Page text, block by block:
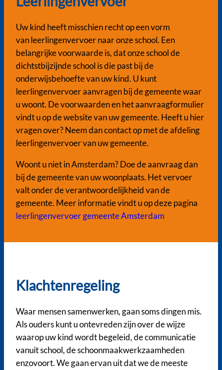
Uw kind heeft misschien recht op een vorm
van leerlingenvervoer naar onze school. Een
belangrijke voorwaarde is, dat onze school de
dichtstbijzijnde school is die past bij de
onderwijsbehoefte van uw kind. U kunt
leerlingenvervoer aanvragen bij de gemeente waar
u woont. De voorwaarden en het aanvraagformulier
vindt u op de website van uw gemeente. Heeft u hier
vragen over? Neem dan contact op met de afdeling
leerlingenvervoer van uw gemeente.
Woont u niet in Amsterdam? Doe de aanvraag dan
bij de gemeente van uw woonplaats. Het vervoer
valt onder de verantwoordelijkheid van de
gemeente. Meer informatie vindt u op deze pagina
leerlingenvervoer gemeente Amsterdam
Klachtenregeling
Waar mensen samenwerken, gaan soms dingen mis.
Als ouders kunt u ontevreden zijn over de wijze
waarop uw kind wordt begeleid, de communicatie
vanuit school, de schoonmaakwerkzaamheden
enzovoort. We gaan ervan uit dat we de meeste